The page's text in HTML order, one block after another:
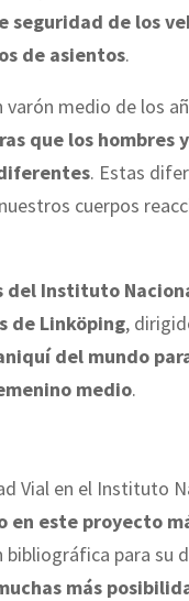
de los
de asientos.
medio de los
que los hombres
. Estas
cuerpos
Instituto
de Linköping,
del mundo
medio.
Vial en el Instituto
en este proyecto
bibliográfica para su
más